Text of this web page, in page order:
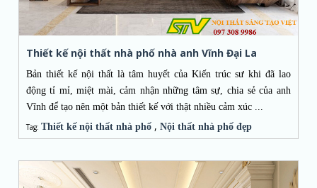
Thiết kế nội thất nhà phố nhà anh Vĩnh Đại La
Bản thiết kế nội thất là tâm huyết của Kiến trúc sưkhi đã lao
động tỉ mỉ, miệt mài, cảm nhận những tâm sự, chia sẻ của anh
Vĩnh để tạo nên một bản thiết kế với thật nhiều cảm xúc ...
Tag: Thiết kế nội thất nhà phố, Nội thất nhà phố đẹp